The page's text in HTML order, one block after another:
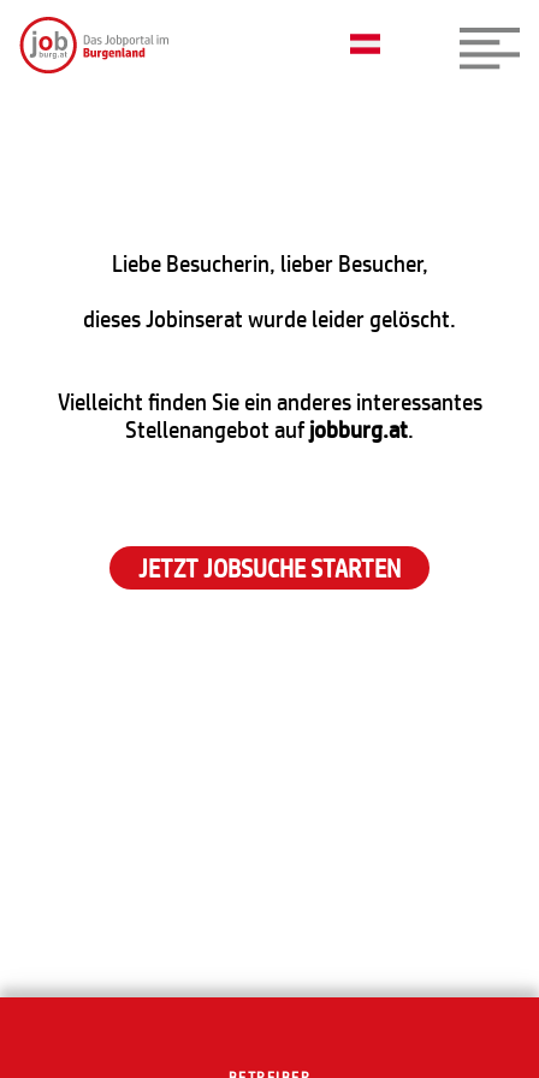
Liebe Besucherin, lieber Besucher,
dieses Jobinserat wurde leider gelöscht.
Vielleicht finden Sie ein anderes interessantes
Stellenangebot aufjobburg.at.
JETZT JOBSUCHE STARTEN